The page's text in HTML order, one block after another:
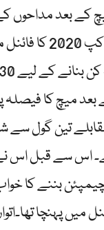
بعد مداحوں
سلسلے میں 45 افراد
میچ کا
مقابلے تین
میں پہنچا